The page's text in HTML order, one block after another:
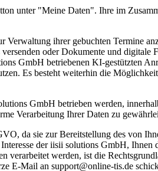
unter "Meine Daten". Ihre im
ihrer gebuchten Termine
oder Dokumente und
GmbH betriebenen KI-gestützten
Es besteht weiterhin die
GmbH betrieben werden,
Verarbeitung Ihrer Daten zu
da sie zur Bereitstellung des von
der iisii solutions GmbH,
verarbeitet werden, ist die
E-Mail an support@online-tis.de